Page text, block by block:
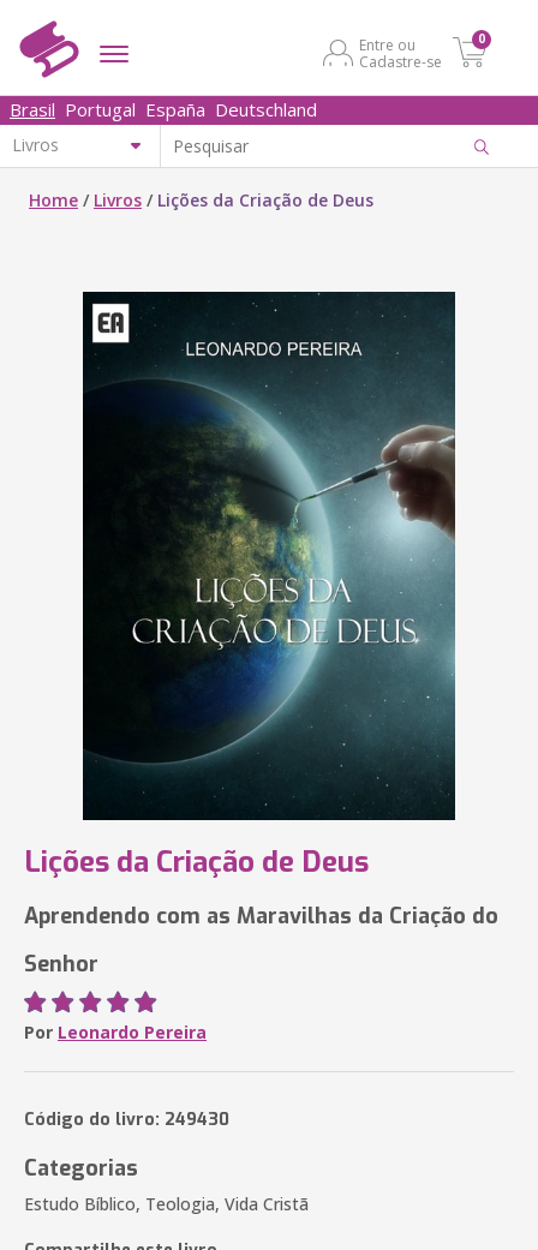
Entre ou
Cadastre-se
0
Brasil Portugal España Deutschland
Home / Livros / Lições da Criação de Deus
Lições da Criação de Deus
Aprendendo com as Maravilhas da Criação do
Senhor
Por Leonardo Pereira
Código do livro: 249430
Categorias
Estudo Bíblico, Teologia, Vida Cristã